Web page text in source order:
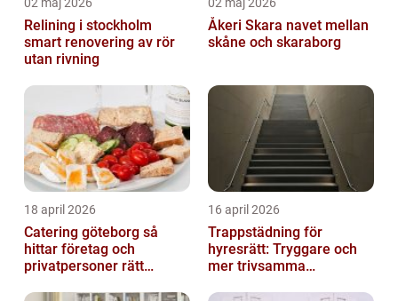
Relining i stockholm
smart renovering av rör
utan rivning
Åkeri Skara navet mellan
skåne och skaraborg
18 april 2026
Catering göteborg så
hittar företag och
privatpersoner rätt
16 april 2026
Trappstädning för
hyresrätt: Tryggare och
mer trivsamma